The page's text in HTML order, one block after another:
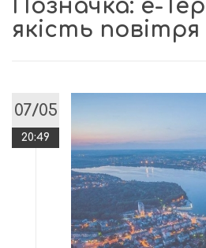
Позначка: е-
якість повітря
07/05
20:49